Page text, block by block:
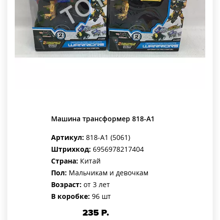
Машина трансформер 818-A1
Артикул: 818-A1 (5061)
Штрихкод: 6956978217404
Страна: Китай
Пол: Мальчикам и девочкам
Возраст: от 3 лет
В коробке: 96 шт
235Р.